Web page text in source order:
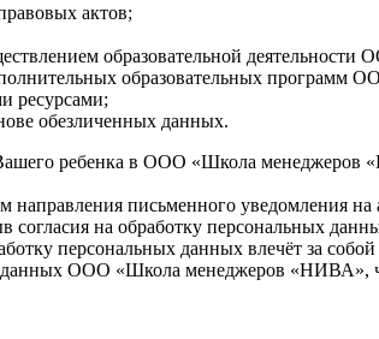
актов;
образовательной
образовательных
ресурсами;
обезличенных данных.
ребенка в ООО «Школа
направления письменного уведомления
на обработку персональных
персональных данных влечёт за
данных ООО «Школа менеджеров